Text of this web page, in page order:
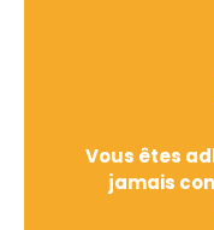
Vous êtes
jamais